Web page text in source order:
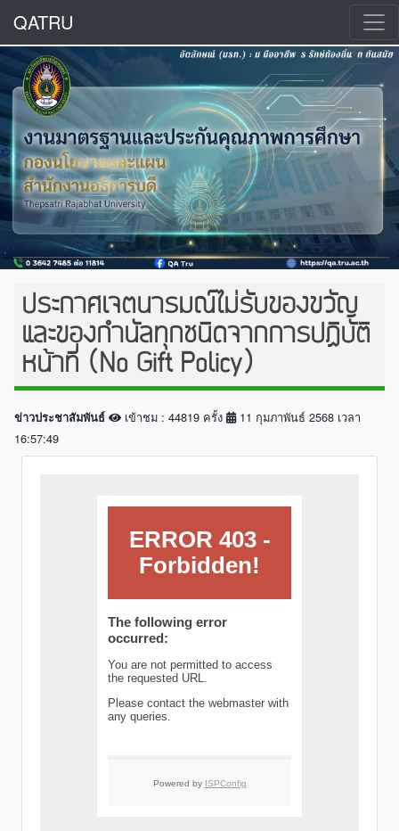
QATRU
ประกาศเจตนารมณ์ไม่รับของขวัญ
และของกำนัลทุกชนิดจากการปฏิบัติ
หน้าที่ (No Gift Policy)
ข่าวประชาสัมพันธ์ เข้าชม : 44819 ครั้ง
11 กุมภาพันธ์ 2568 เวลา
16:57:49